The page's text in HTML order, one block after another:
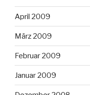
April 2009
März 2009
Februar 2009
Januar 2009